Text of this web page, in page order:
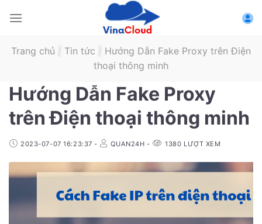
Trang chủ / Tin tức / Hướng Dẫn Fake Proxy trên Điện
thoại thông minh
Hướng Dẫn Fake Proxy
trên Điện thoại thông minh
2023-07-07 16:23:37 - QUAN24H - 1380 LƯỢT XEM